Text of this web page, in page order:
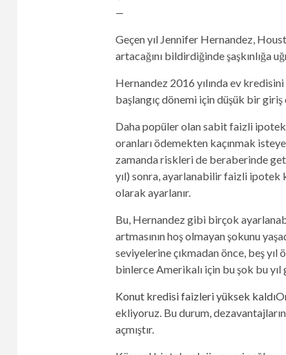
—
Geçen yıl Jennifer Hernandez,
artacağını bildirdiğinde şaşkınlığa
Hernandez 2016 yılında ev
başlangıç ​​dönemi için düşük bir giriş
Daha popüler olan sabit faizli
oranları ödemekten kaçınmak
zamanda riskleri de beraberinde
yıl) sonra, ayarlanabilir faizli ipotek
olarak ayarlanır.
Bu, Hernandez gibi birçok
artmasının hoş olmayan şokunu
seviyelerine çıkmadan önce, beş
binlerce Amerikalı için bu şok bu yıl
Konut kredisi faizleri yüksek kaldı
ekliyoruz. Bu durum,
açmıştır.